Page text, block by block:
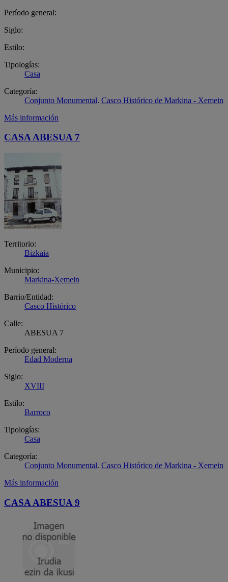
Período general:
Siglo:
Estilo:
Tipologías:
Casa
Categoría:
Conjunto Monumental. Casco Histórico de Markina - Xemein
Más información
CASA ABESUA 7
Territorio:
Bizkaia
Municipio:
Markina-Xemein
Barrio/Entidad:
Casco Histórico
Calle:
ABESUA 7
Período general:
Edad Moderna
Siglo:
XVIII
Estilo:
Barroco
Tipologías:
Casa
Categoría:
Conjunto Monumental. Casco Histórico de Markina - Xemein
Más información
CASA ABESUA 9